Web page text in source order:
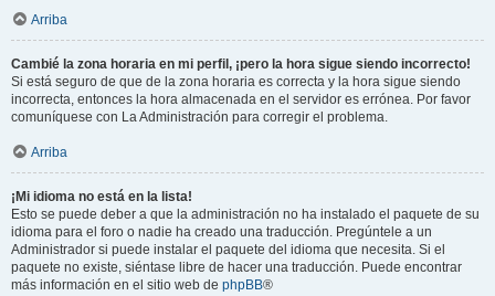
Arriba
Cambié la zona horaria en mi perfil, ¡pero la hora sigue siendo incorrecto!
Si está seguro de que de la zona horaria es correcta y la hora sigue siendo
incorrecta, entonces la hora almacenada en el servidor es errónea. Por favor
comuníquese con La Administración para corregir el problema.
Arriba
¡Mi idioma no está en la lista!
Esto se puede deber a que la administración no ha instalado el paquete de su
idioma para el foro o nadie ha creado una traducción. Pregúntele a un
Administrador si puede instalar el paquete del idioma que necesita. Si el
paquete no existe, siéntase libre de hacer una traducción. Puede encontrar
más información en el sitio web de phpBB®